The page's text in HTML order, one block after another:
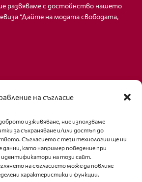
на съгласие
изживяване, ние използваме
за съхраняване и/или достъп до
Съгласието с тези технологии ще ни
данни, като например поведение при
идентификатори на този сайт.
на съгласието може да повлияе
характеристики и функции.
развяваме с достойнство нашето
“Дайте на модата свободата,